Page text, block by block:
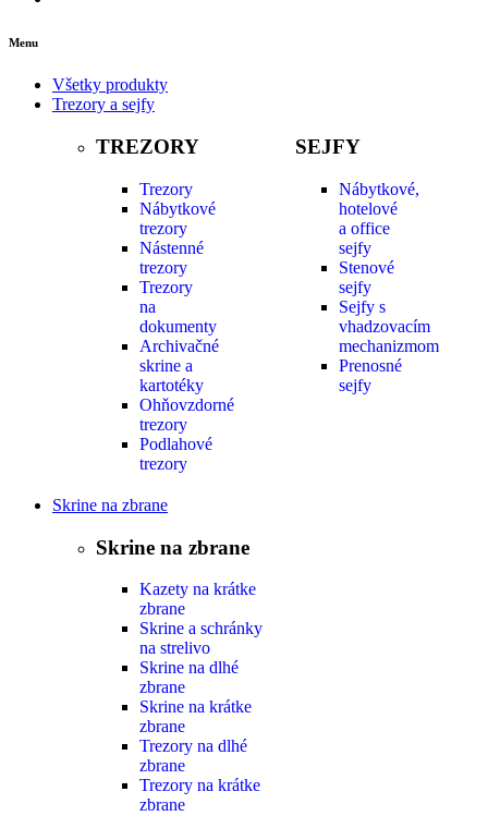
Menu
Všetky produkty
Trezory a sejfy
TREZORY
Trezory
Nábytkové
trezory
Nástenné
trezory
Trezory
na
dokumenty
Archivačné
skrine a
kartotéky
Ohňovzdorné
trezory
Podlahové
trezory
SEJFY
Nábytkové,
hotelové
a office
sejfy
Stenové
sejfy
Sejfy s
vhadzovacím
mechanizmom
Prenosné
sejfy
Skrine na zbrane
Skrine na zbrane
Kazety na krátke
zbrane
Skrine a schránky
na strelivo
Skrine na dlhé
zbrane
Skrine na krátke
zbrane
Trezory na dlhé
zbrane
Trezory na krátke
zbrane